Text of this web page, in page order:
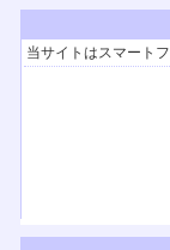
テレビ朝日２/３(土)
【イベント】
が2023年8月5・6日
『発達に遅れがある
『特別支援教育にお
『かゆいところに手
当サイトはスマート